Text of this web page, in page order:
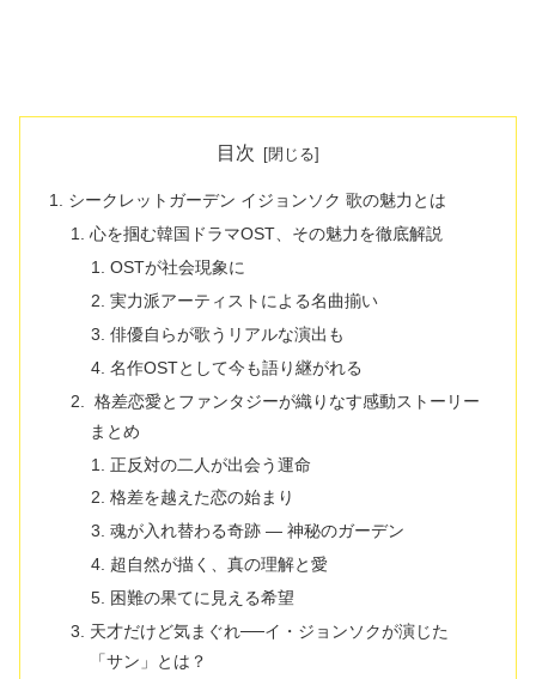
目次
シークレットガーデン イジョンソク 歌の魅力とは
心を掴む韓国ドラマOST、その魅力を徹底解説
OSTが社会現象に
実力派アーティストによる名曲揃い
俳優自らが歌うリアルな演出も
名作OSTとして今も語り継がれる
格差恋愛とファンタジーが織りなす感動ストーリー
まとめ
正反対の二人が出会う運命
格差を越えた恋の始まり
魂が入れ替わる奇跡 ― 神秘のガーデン
超自然が描く、真の理解と愛
困難の果てに見える希望
天才だけど気まぐれ──イ・ジョンソクが演じた
「サン」とは？